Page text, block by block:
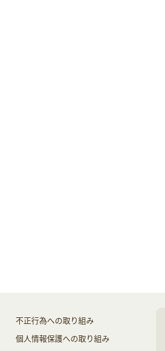
不正行為への取り組み
個人情報保護への取り組み